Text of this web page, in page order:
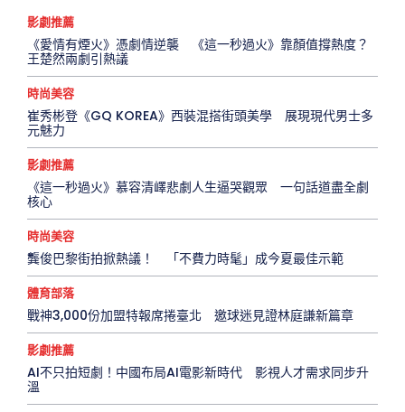
影劇推薦
《愛情有煙火》憑劇情逆襲 《這一秒過火》靠顏值撐熱度？
王楚然兩劇引熱議
時尚美容
崔秀彬登《GQ KOREA》西裝混搭街頭美學 展現現代男士多
元魅力
影劇推薦
《這一秒過火》慕容清嶧悲劇人生逼哭觀眾 一句話道盡全劇
核心
時尚美容
龔俊巴黎街拍掀熱議！ 「不費力時髦」成今夏最佳示範
體育部落
戰神3,000份加盟特報席捲臺北 邀球迷見證林庭謙新篇章
影劇推薦
AI不只拍短劇！中國布局AI電影新時代 影視人才需求同步升
溫